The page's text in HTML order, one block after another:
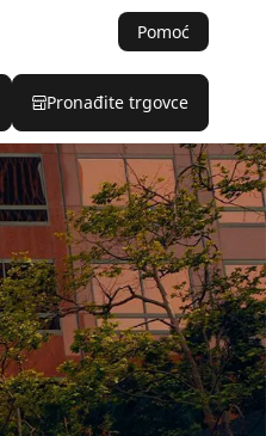
Pomoć
Pronađite trgovce